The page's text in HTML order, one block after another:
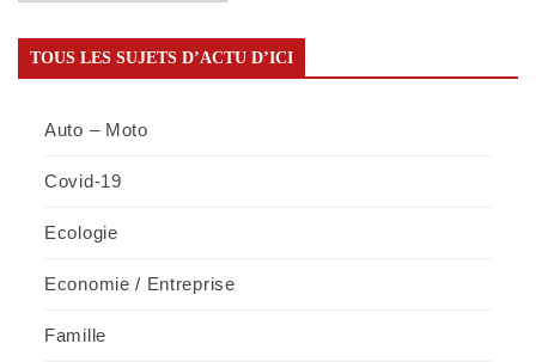
les
articles
TOUS LES SUJETS D’ACTU D’ICI
Auto – Moto
Covid-19
Ecologie
Economie / Entreprise
Famille